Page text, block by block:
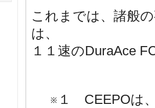
これまでは、諸般
は、
１１速のDuraAce
※１ CEEPOは